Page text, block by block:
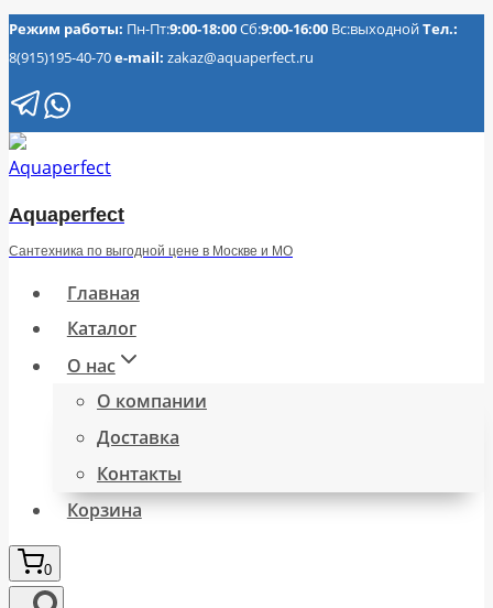
Перейти
к
содержимому
Режим работы: Пн-Пт:9:00-18:00Сб:9:00-16:00 Вс:выходнойТел.:
8(915)195-40-70e-mail: zakaz@aquaperfect.ru
Aquaperfect
Сантехника по выгодной цене в Москве и МО
Главная
Каталог
О нас
О компании
Доставка
Контакты
Корзина
0